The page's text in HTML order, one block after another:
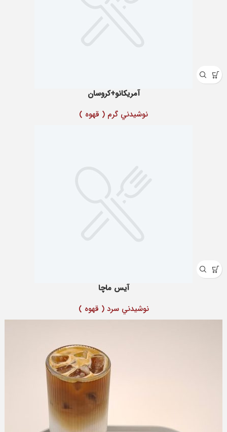
آمریکانو+کروسان
نوشيدني گرم ( قهوه )
آیس ماچا
نوشيدني سرد ( قهوه )